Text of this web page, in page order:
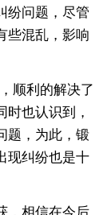
纷问题，尽管
些混乱，影响
顺利的解决了
也认识到，
题，为此，锻
现纠纷也是十